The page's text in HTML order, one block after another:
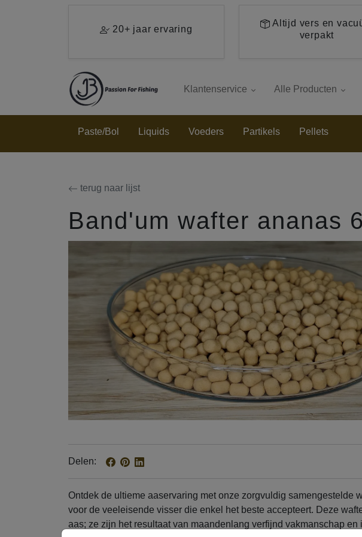
20+ jaar ervaring
Altijd vers en
verpakt
Klantenservice Alle Producten
Paste/Bol Liquids Voeders Partikels Pellets
terug naar lijst
Band'um wafter ananas
Delen
Band'um wafter ananas
Ontdek de ultieme aaservaring met onze zorgvuldig samengestelde
voor de veeleisende visser die enkel het beste accepteert. Deze
aas; ze zijn het resultaat van maandenlang verfijnd vakmanschap en